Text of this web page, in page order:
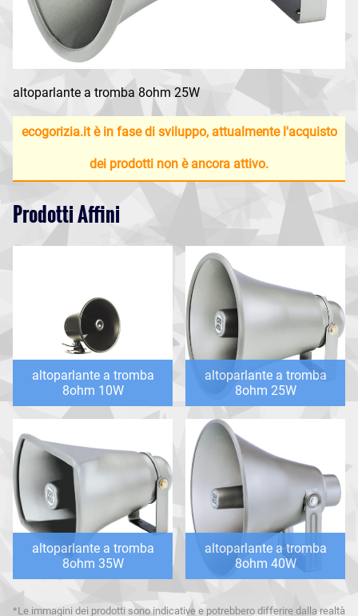
altoparlante a tromba 8ohm 25W
ecogorizia.it è in fase di sviluppo, attualmente l'acquisto
dei prodotti non è ancora attivo.
Prodotti Affini
altoparlante a tromba
8ohm 10W
altoparlante a tromba
8ohm 25W
altoparlante a tromba
8ohm 35W
altoparlante a tromba
8ohm 40W
*Le immagini dei prodotti sono indicative e potrebbero differire dalla realtà